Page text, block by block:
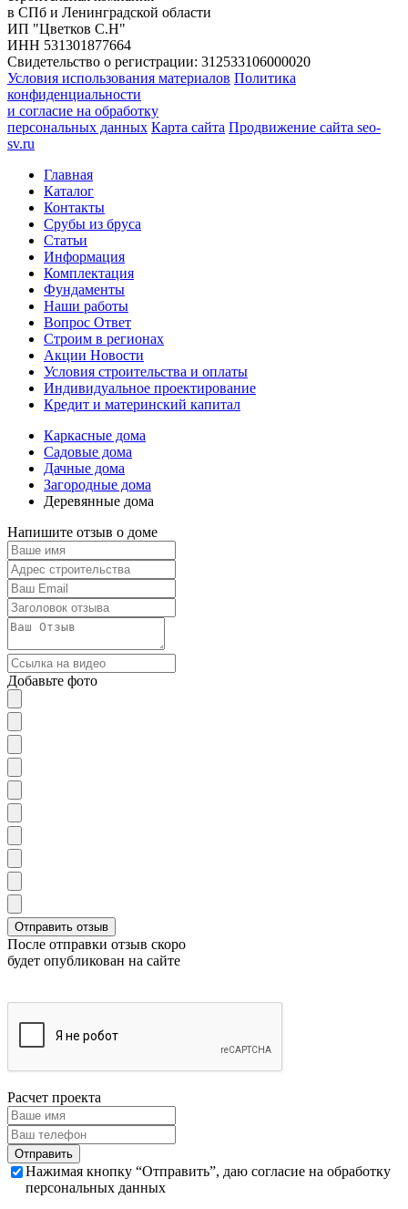
в СПб и Ленинградской области
ИП "Цветков С.Н"
ИНН 531301877664
Свидетельство о регистрации: 312533106000020
Условия использования материалов Политика
конфиденциальности
и согласие на обработку
персональных данных Карта сайта Продвижение сайта seo-
sv.ru
Главная
Каталог
Контакты
Срубы из бруса
Статьи
Информация
Комплектация
Фундаменты
Наши работы
Вопрос Ответ
Строим в регионах
Акции Новости
Условия строительства и оплаты
Индивидуальное проектирование
Кредит и материнский капитал
Каркасные дома
Садовые дома
Дачные дома
Загородные дома
Деревянные дома
Напишите отзыв о доме
Добавьте фото
После отправки отзыв скоро
будет опубликован на сайте
Расчет проекта
Нажимая кнопку “Отправить”, даю согласие на обработку
персональных данных